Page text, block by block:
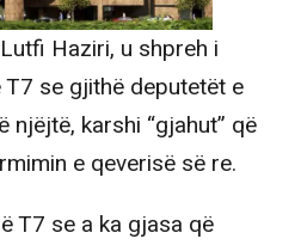
Haziri, u shpreh i
se gjithë deputetët e
njëjtë, karshi “gjahut” që
e qeverisë së re.
T7 se a ka gjasa që